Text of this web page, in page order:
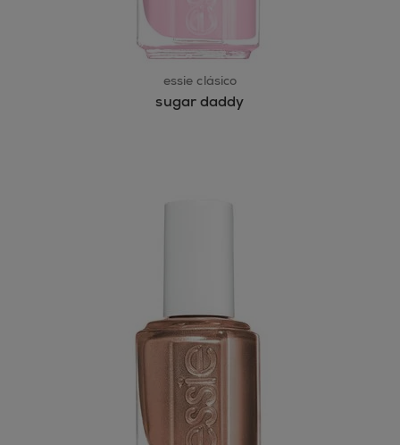
essie clásico
sugar daddy